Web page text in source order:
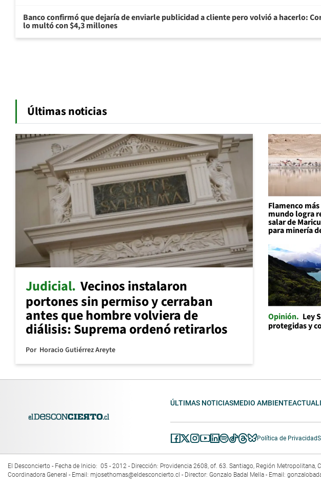
Banco confirmó que dejaría de enviarle publicidad a cliente pero volvió a hacerlo:
lo multó con $4,3 millones
Últimas noticias
Judicial Vecinos instalaron
portones sin permiso y cerraban
antes que hombre volviera de
diálisis: Suprema ordenó retirarlos
Por Horacio Gutiérrez Areyte
Flamenco
mundo logra
salar de
para minería
Opinión
Ley
protegidas y
ÚLTIMAS NOTICIASMEDIO AMBIENTE
Política de Privacidad
El Desconcierto - Fecha de Inicio: 05 - 2012 - Dirección: Providencia 2608, of. 63. Santiago, Región
Coordinadora General - Email: mjosethomas@eldesconcierto.cl - Director: Gonzalo Badal Mella - Email: